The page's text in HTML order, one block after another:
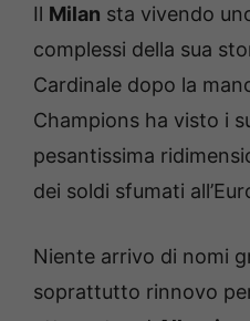
Il Milan sta vivendo
complessi della sua
Cardinale dopo la
Champions ha visto i
pesantissima
dei soldi sfumati
Niente arrivo di nomi
soprattutto rinnovo